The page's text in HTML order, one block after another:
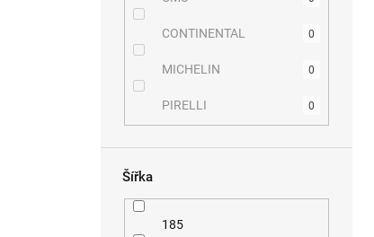
CONTINENTAL 0
MICHELIN 0
PIRELLI 0
Šířka
185